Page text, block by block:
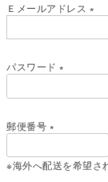
)
Ｅメールアドレス
必
)
パスワード
必
)
郵便番号
必
※海外へ配送を希望さ